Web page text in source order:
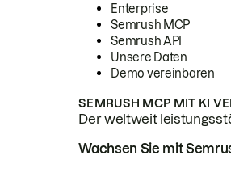
Enterprise
Semrush MCP
Semrush API
Unsere Daten
Demo vereinbaren
SEMRUSH MCP MIT KI
Der weltweit
Wachsen Sie mit